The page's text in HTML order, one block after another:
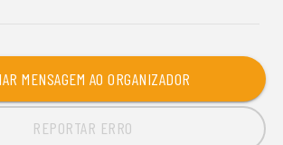
MENSAGEM AO ORGANIZADOR
REPORTAR ERRO